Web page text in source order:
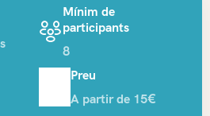
Mínim de
participants
8
Preu
A partir de 15€